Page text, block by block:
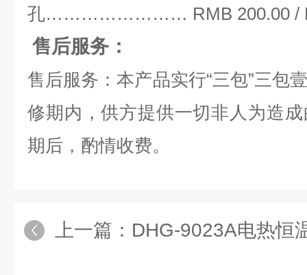
孔…………………… RMB 200.00 /
售后服务：
售后服务：本产品实行“三包”三包
修期内，供方提供一切非人为造
期后，酌情收费。
上一篇： DHG-9023A电热恒温